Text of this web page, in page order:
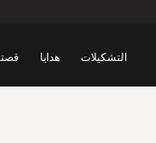
التشكيلات هدايا